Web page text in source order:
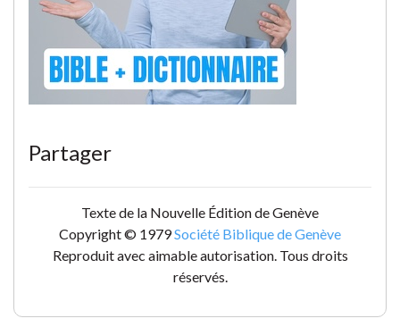
Partager
Texte de la Nouvelle Édition de Genève
Copyright © 1979Société Biblique de Genève
Reproduit avec aimable autorisation. Tous droits
réservés.